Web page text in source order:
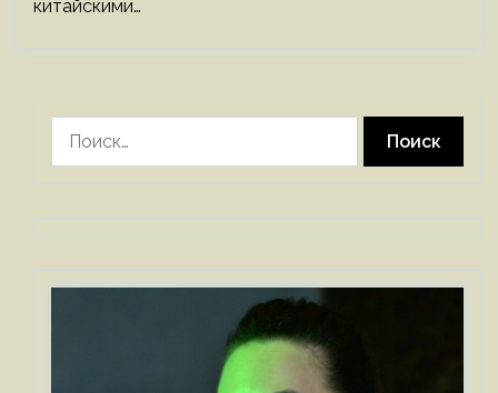
китайскими…